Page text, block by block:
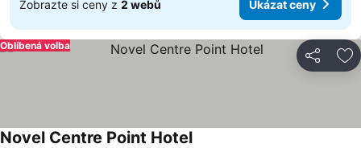
Zobrazte si ceny z 2 webů Ukázat ceny
Sdílet
Oblíbená volba
Novel Centre Point Hotel